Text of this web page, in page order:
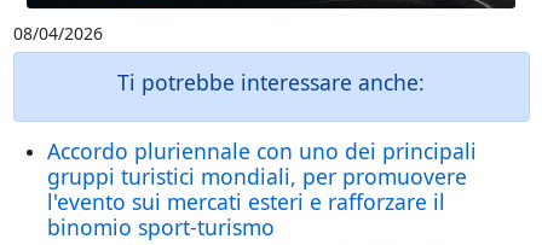
08/04/2026
Ti potrebbe interessare anche:
Accordo pluriennale con uno dei principali
gruppi turistici mondiali, per promuovere
l'evento sui mercati esteri e rafforzare il
binomio sport-turismo